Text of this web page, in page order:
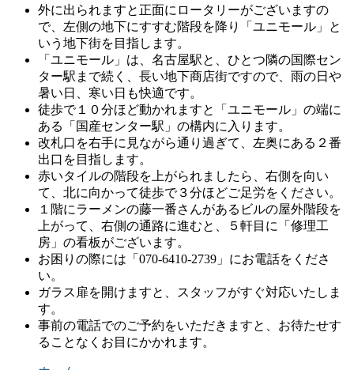
外に出られますと正面にロータリーがございますの
で、左側の地下にすすむ階段を降り「ユニモール」と
いう地下街を目指します。
「ユニモール」は、名古屋駅と、ひとつ隣の国際セン
ター駅まで続く、長い地下商店街ですので、雨の日や
暑い日、寒い日も快適です。
徒歩で１０分ほど動かれますと「ユニモール」の端に
ある「国産センター駅」の構内に入ります。
改札口を右手に見ながら通り過ぎて、左奥にある２番
出口を目指します。
赤いタイルの階段を上がられましたら、右側を向い
て、北に向かって徒歩で３分ほどご足労をください。
１階にラーメンの藤一番さんがあるビルの屋外階段を
上がって、右側の通路に進むと、５軒目に「修理工
房」の看板がございます。
お困りの際には「070-6410-2739」にお電話をくださ
い。
ガラス扉を開けますと、スタッフがすぐ対応いたしま
す。
事前の電話でのご予約をいただきますと、お待たせす
ることなくお目にかかれます。